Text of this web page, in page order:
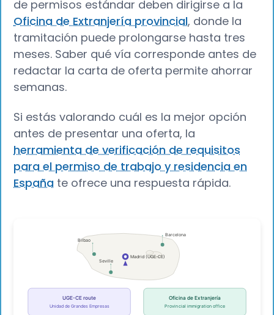
de permisos estándar deben dirigirse a la
Oficina de Extranjería provincial, donde la
tramitación puede prolongarse hasta tres
meses. Saber qué vía corresponde antes de
redactar la carta de oferta permite ahorrar
semanas.
Si estás valorando cuál es la mejor opción
antes de presentar una oferta, la
herramienta de verificación de requisitos
para el permiso de trabajo y residencia en
España te ofrece una respuesta rápida.